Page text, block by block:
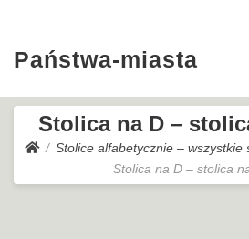
Państwa-miasta
Stolica na D –
Stolice alfabetycznie – wszystkie
Stolica na D – stolica